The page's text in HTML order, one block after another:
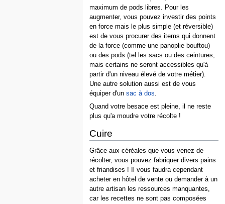
maximum de pods libres. Pour les
augmenter, vous pouvez investir des points
en force mais le plus simple (et réversible)
est de vous procurer des items qui donnent
de la force (comme une panoplie bouftou)
ou des pods (tel les sacs ou des ceintures,
mais certains ne seront accessibles qu'à
partir d'un niveau élevé de votre métier).
Une autre solution aussi est de vous
équiper d'un sac à dos.
Quand votre besace est pleine, il ne reste
plus qu'a moudre votre récolte !
Cuire
Grâce aux céréales que vous venez de
récolter, vous pouvez fabriquer divers pains
et friandises ! Il vous faudra cependant
acheter en hôtel de vente ou demander à un
autre artisan les ressources manquantes,
car les recettes ne sont pas composées